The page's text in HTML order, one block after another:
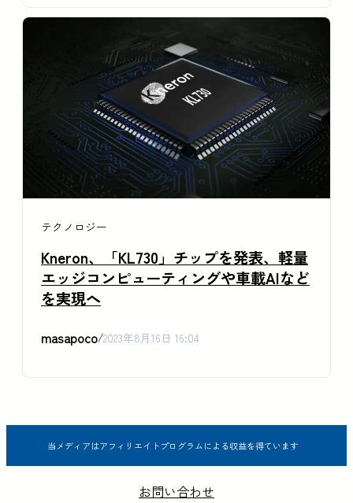
テクノロジー
Kneron、「KL730」チップを発表、軽量
エッジコンピューティングや車載AIなど
を実現へ
masapoco/2023年8月16日 16:04
当メディアはアフィリエイトプログラムによる収益を得ています
お問い合わせ